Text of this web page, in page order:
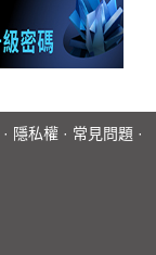
· 隱私權 · 常見問題 ·